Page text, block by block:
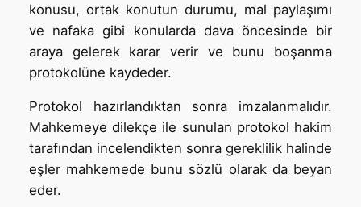
konusu, ortak konutun durumu, mal paylaşımı
ve nafaka gibi konularda dava öncesinde bir
araya gelerek karar verir ve bunu boşanma
protokolüne kaydeder.
Protokol hazırlandıktan sonra imzalanmalıdır.
Mahkemeye dilekçe ile sunulan protokol hakim
tarafından incelendikten sonra gereklilik halinde
eşler mahkemede bunu sözlü olarak da beyan
eder.